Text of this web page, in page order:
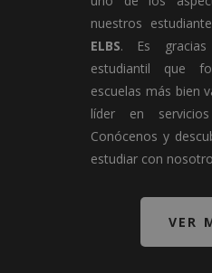
nuestros
ELBS. Es gracias
estudiantil que
escuelas más bien
líder en
Conócenos y
estudiar con
VER